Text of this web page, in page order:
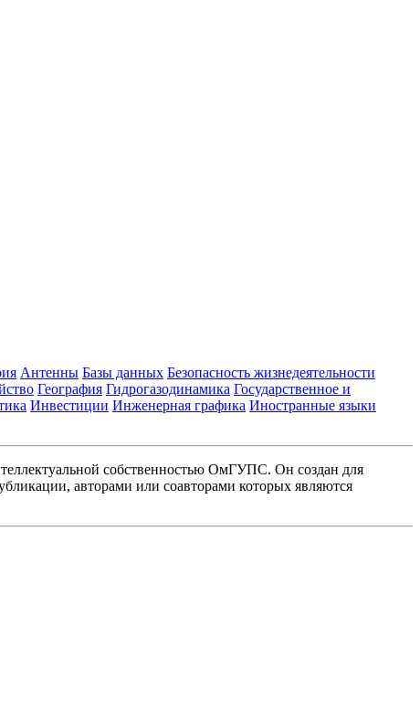
Антенны Базы данных Безопасность жизнедеятельности
География Гидрогазодинамика Государственное и
Инвестиции Инженерная графика Иностранные языки
собственностью ОмГУПС. Он создан для
авторами или соавторами которых являются